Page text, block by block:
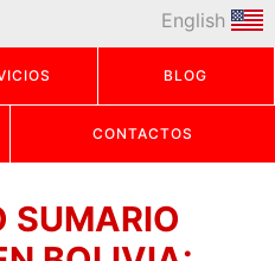
BLOG
CONTACTOS
English
SUMARIO